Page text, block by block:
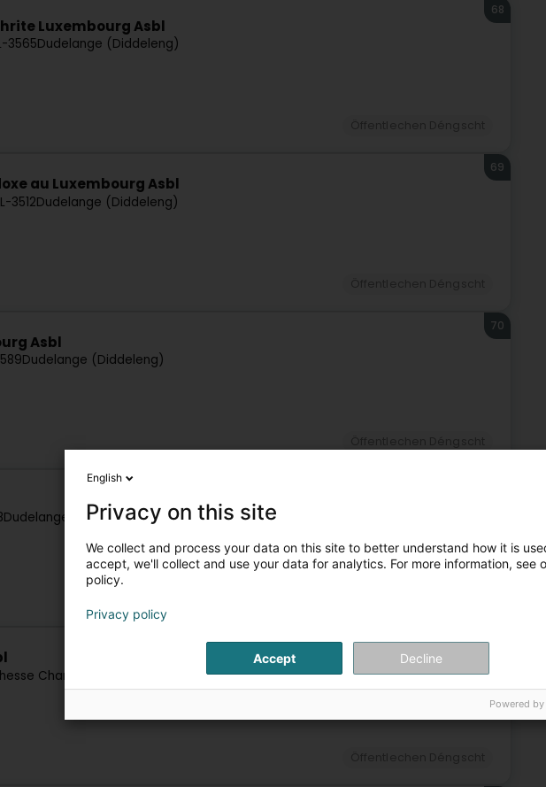
Luxembourg Asbl
3565Dudelange (Diddeleng)
68
au Luxembourg Asbl
L-3512Dudelange (Diddeleng)
69
Asbl
Dudelange (Diddeleng)
70
Dudelange (Diddeleng)
Charlotte Dudelange (Diddeleng)
English
Privacy on this site
We collect and process your data on this site to better understand how it is
accept, we'll collect and use your data for analytics. For more information, see
policy.
Privacy policy
Accept Decline
Powered by